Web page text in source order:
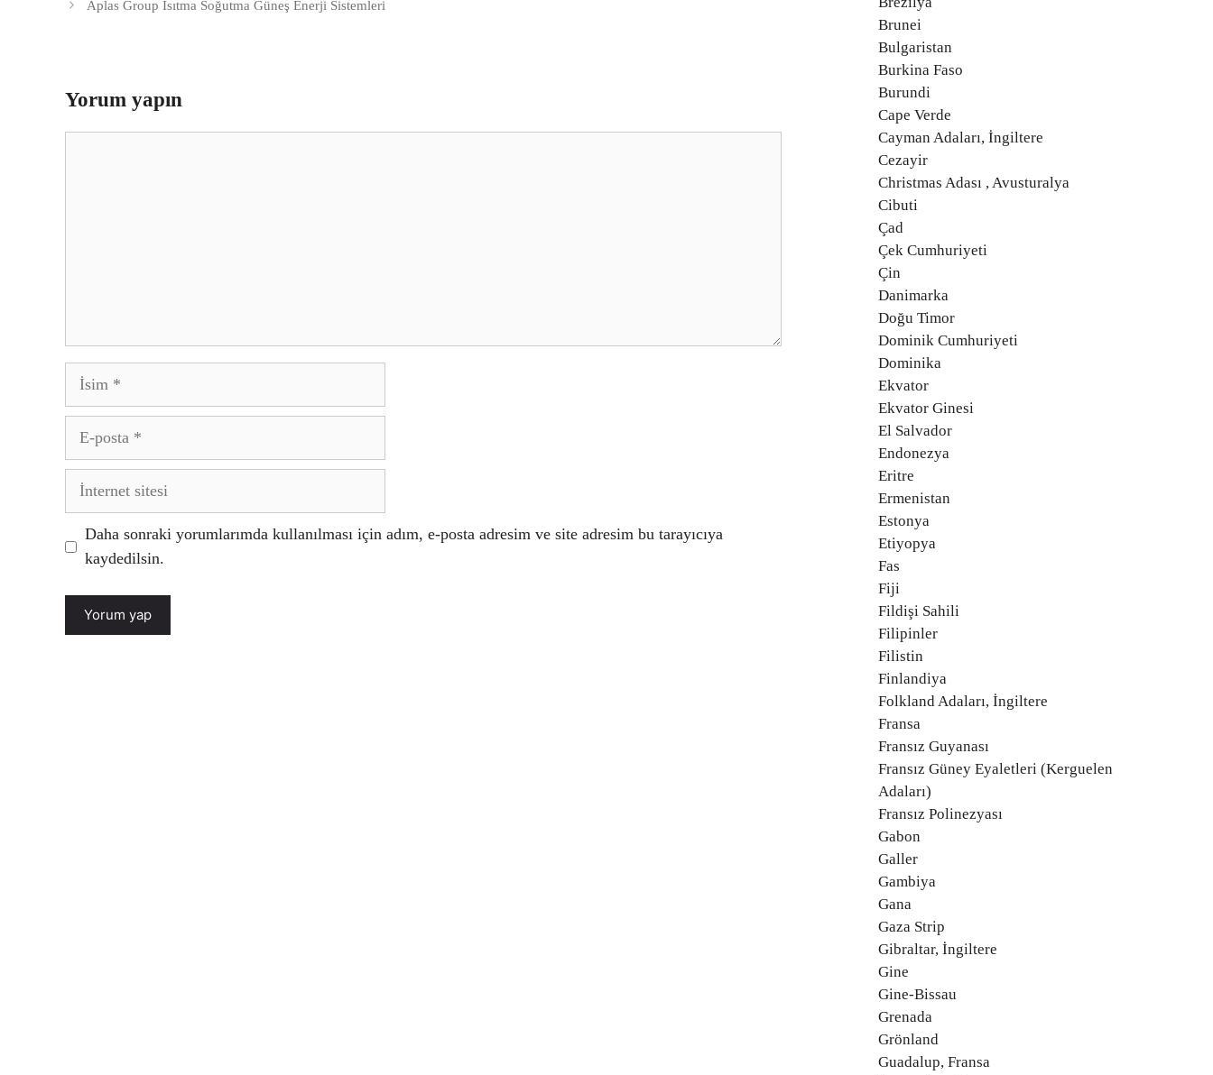
Aplas Group Isıtma Soğutma Güneş Enerji Sistemleri
Yorum yapın
İsim
posta
İnternet
Daha sonraki yorumlarımda kullanılması için adım, e-posta adresim ve site adresim bu tarayıcıya
kaydedilsin.
Brunei
Bulgaristan
Burkina Faso
Burundi
Cape Verde
Cayman Adaları, İngiltere
Cezayir
Christmas Adası , Avusturalya
Cibuti
Çad
Çek Cumhuriyeti
Çin
Danimarka
Doğu Timor
Dominik Cumhuriyeti
Dominika
Ekvator
Ekvator Ginesi
El Salvador
Endonezya
Eritre
Ermenistan
Estonya
Etiyopya
Fas
Fiji
Fildişi Sahili
Filipinler
Filistin
Finlandiya
Folkland Adaları, İngiltere
Fransa
Fransız Guyanası
Fransız Güney Eyaletleri (Kerguelen
Adaları)
Fransız Polinezyası
Gabon
Galler
Gambiya
Gana
Gaza Strip
Gibraltar, İngiltere
Gine
Gine-Bissau
Grenada
Grönland
Guadalup, Fransa